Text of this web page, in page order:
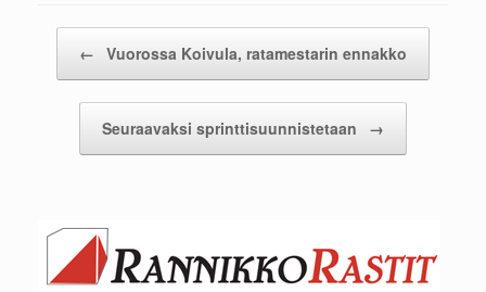
← Vuorossa Koivula, ratamestarin ennakko
Seuraavaksi sprinttisuunnistetaan →